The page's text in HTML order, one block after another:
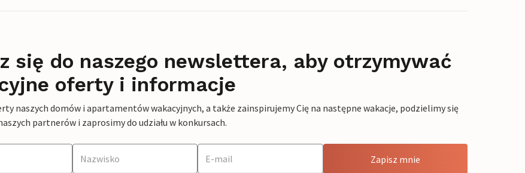
się do naszego newslettera, aby otrzymywać
oferty i informacje
naszych domów i apartamentów wakacyjnych, a także zainspirujemy Cię na następne wakacje, podzielimy się
partnerów i zaprosimy do udziału w konkursach.
Zapisz mnie